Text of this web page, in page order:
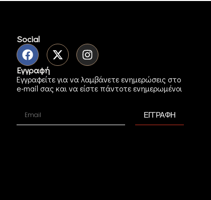
Social
Εγγραφή
Εγγραφείτε για να λαμβάνετε ενημερώσεις στο
e-mail σας και να είστε πάντοτε ενημερωμένοι
ΕΓΓΡΑΦΗ